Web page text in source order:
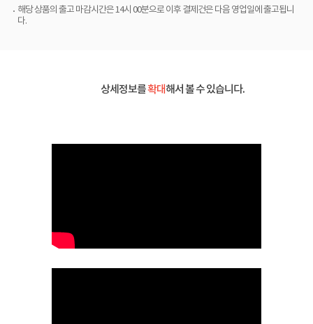
해당 상품의 출고 마감시간은 14시 00분으로 이후 결제건은 다음 영업일에 출고됩니
다.
상세정보를확대해서 볼 수 있습니다.